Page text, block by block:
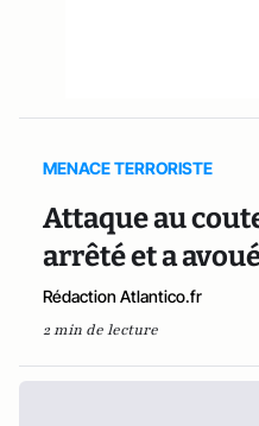
MENACE TERRORISTE
Attaque au
arrêté et a
Rédaction Atlantico.fr
2 min de lecture